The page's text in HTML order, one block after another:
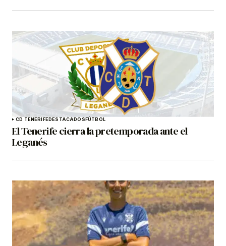
CD TENERIFEDESTACADOSFÚTBOL
El Tenerife cierra la pretemporada ante el
Leganés